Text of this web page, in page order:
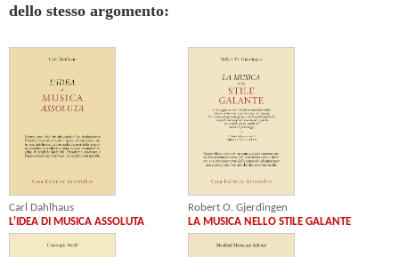
dello stesso argomento:
Carl Dahlhaus
L'IDEA DI MUSICA ASSOLUTA
Robert O. Gjerdingen
LA MUSICA NELLO STILE GALANTE